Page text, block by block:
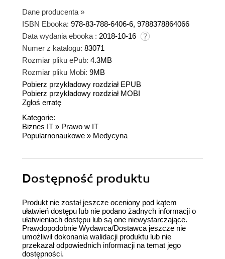
Dane producenta »
ISBN Ebooka: 978-83-788-6406-6, 9788378864066
Data wydania ebooka : 2018-10-16
Numer z katalogu: 83071
Rozmiar pliku ePub: 4.3MB
Rozmiar pliku Mobi: 9MB
Pobierz przykładowy rozdział EPUB
Pobierz przykładowy rozdział MOBI
Zgłoś erratę
Kategorie:
Biznes IT » Prawo w IT
Popularnonaukowe » Medycyna
Dostępność produktu
Produkt nie został jeszcze oceniony pod kątem
ułatwień dostępu lub nie podano żadnych informacji o
ułatwieniach dostępu lub są one niewystarczające.
Prawdopodobnie Wydawca/Dostawca jeszcze nie
umożliwił dokonania walidacji produktu lub nie
przekazał odpowiednich informacji na temat jego
dostępności.